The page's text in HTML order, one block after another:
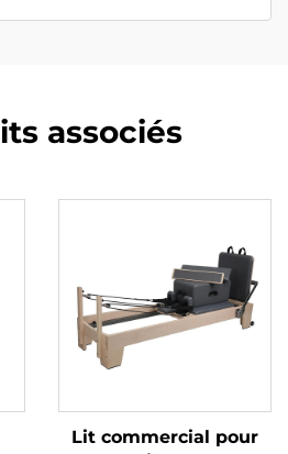
associés
Lit commercial pour